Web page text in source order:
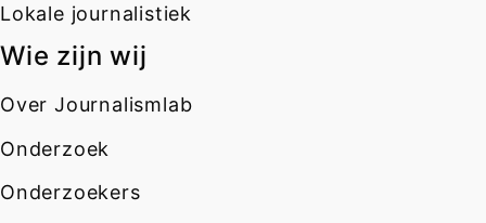
Lokale journalistiek
Wie zijn wij
Over Journalismlab
Onderzoek
Onderzoekers